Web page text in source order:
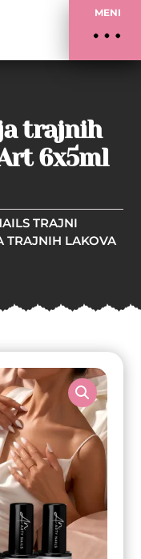
MENI
trajnih
6x5ml
TRAJNI
TRAJNIH LAKOVA